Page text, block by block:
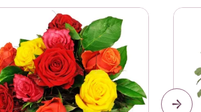
om Affection Mixed Se